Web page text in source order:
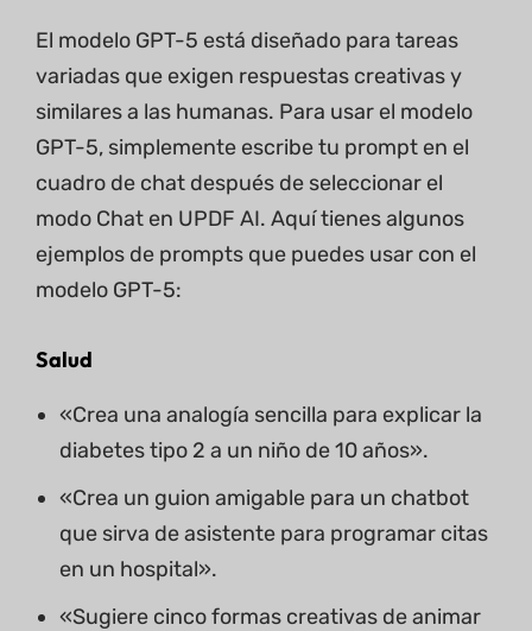
El modelo GPT-5 está diseñado para tareas
variadas que exigen respuestas creativas y
similares a las humanas. Para usar el modelo
GPT-5, simplemente escribe tu prompt en el
cuadro de chat después de seleccionar el
modo Chat en UPDF AI. Aquí tienes algunos
ejemplos de prompts que puedes usar con el
modelo GPT-5:
Salud
«Crea una analogía sencilla para explicar la
diabetes tipo 2 a un niño de 10 años».
«Crea un guion amigable para un chatbot
que sirva de asistente para programar citas
en un hospital».
«Sugiere cinco formas creativas de animar